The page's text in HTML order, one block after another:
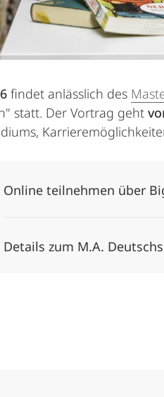
findet anlässlich des
statt. Der Vortrag geht
Online teilnehmen über
Details zum M.A.